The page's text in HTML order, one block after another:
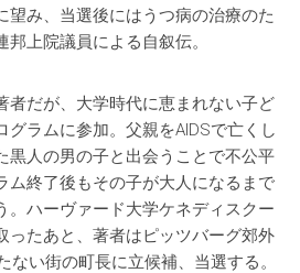
望み、当選後にはうつ病の治療のた
上院議員による自叙伝。
者だが、大学時代に恵まれない子ど
グラムに参加。父親をAIDSで亡くし
黒人の男の子と出会うことで不公平
ム終了後もその子が大人になるまで
。ハーヴァード大学ケネディスクー
ったあと、著者はピッツバーグ郊外
ない街の町長に立候補、当選する。